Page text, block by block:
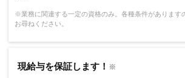
※業務に関連する一定の資格のみ。各種条件があります
お尋ねください。
現給与を保証します！ ※